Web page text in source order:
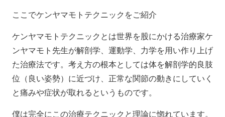
ここでケンヤマモトテクニックをご紹介
ケンヤマモトテクニックとは世界を股にかける治療家ケ
ンヤマモト先生が解剖学、運動学、力学を用い作り上げ
た治療法です。考え方の根本としては体を解剖学的良肢
位（良い姿勢）に近づけ、正常な関節の動きにしていく
と痛みや症状が取れるというものです。
僕は完全にこの治療テクニックと理論に惚れています。